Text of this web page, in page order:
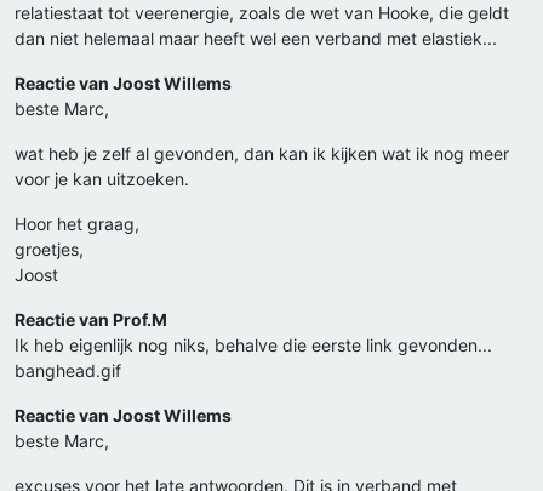
relatiestaat tot veerenergie, zoals de wet van Hooke, die geldt
dan niet helemaal maar heeft wel een verband met elastiek...
Reactie van Joost Willems
beste Marc,
wat heb je zelf al gevonden, dan kan ik kijken wat ik nog meer
voor je kan uitzoeken.
Hoor het graag,
groetjes,
Joost
Reactie van Prof.M
Ik heb eigenlijk nog niks, behalve die eerste link gevonden...
banghead.gif
Reactie van Joost Willems
beste Marc,
excuses voor het late antwoorden. Dit is in verband met